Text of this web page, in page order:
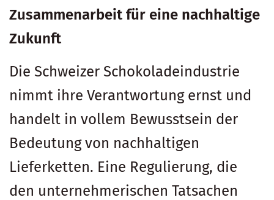
Zusammenarbeit für eine nachhaltige
Zukunft
Die Schweizer Schokoladeindustrie
nimmt ihre Verantwortung ernst und
handelt in vollem Bewusstsein der
Bedeutung von nachhaltigen
Lieferketten. Eine Regulierung, die
den unternehmerischen Tatsachen